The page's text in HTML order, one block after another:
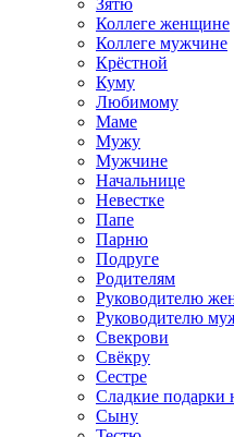
Зятю
Коллеге женщине
Коллеге мужчине
Крёстной
Куму
Любимому
Маме
Мужу
Мужчине
Начальнице
Невестке
Папе
Парню
Подруге
Родителям
Руководителю
Руководителю
Свекрови
Свёкру
Сестре
Сладкие подарки
Сыну